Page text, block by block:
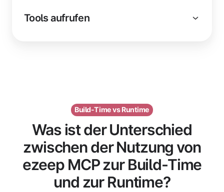
Tools aufrufen
Build-Time vs Runtime
Was ist der Unterschied
zwischen der Nutzung von
ezeep MCP zur Build-Time
und zur Runtime?